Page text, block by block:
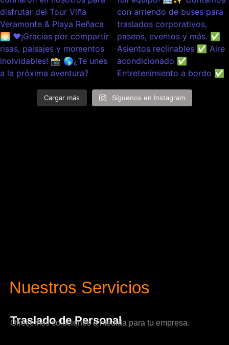
Cargar más Síguenos en Instagram
Nuestros Servicios
Traslado de Personal
Ofrecemos soluciones a medida para tu empresa.